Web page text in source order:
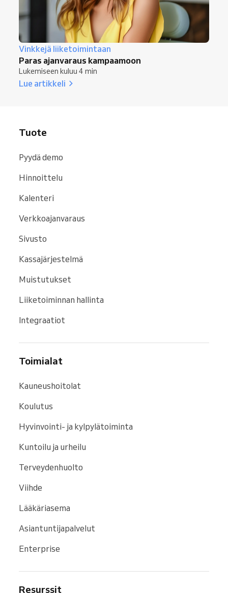
Vinkkejä liiketoimintaan
Paras ajanvaraus kampaamoon
Lukemiseen kuluu 4 min
Lue artikkeli
Tuote
Pyydä demo
Hinnoittelu
Kalenteri
Verkkoajanvaraus
Sivusto
Kassajärjestelmä
Muistutukset
Liiketoiminnan hallinta
Integraatiot
Toimialat
Kauneushoitolat
Koulutus
Hyvinvointi- ja kylpylätoiminta
Kuntoilu ja urheilu
Terveydenhuolto
Viihde
Lääkäriasema
Asiantuntijapalvelut
Enterprise
Resurssit